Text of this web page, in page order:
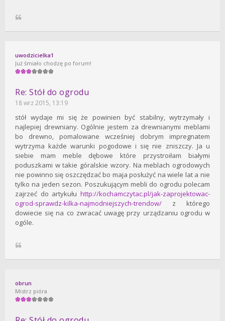
uwodzicielka1
Już śmiało chodzę po forum!
Re: Stół do ogrodu
18 wrz 2015, 13:19
stół wydaje mi się że powinien być stabilny, wytrzymały i
najlepiej drewniany. Ogólnie jestem za drewnianymi meblami
bo drewno, pomalowane wcześniej dobrym impregnatem
wytrzyma każde warunki pogodowe i się nie zniszczy. Ja u
siebie mam meble dębowe które przystroiłam białymi
poduszkami w takie góralskie wzory. Na meblach ogrodowych
nie powinno się oszczędzać bo maja posłużyć na wiele lat a nie
tylko na jeden sezon. Poszukującym mebli do ogrodu polecam
zajrzeć do artykułu http://kochamczytac.pl/jak-zaprojektowac-
ogrod-sprawdz-kilka-najmodniejszych-trendow/ z którego
dowiecie się na co zwracać uwagę przy urządzaniu ogrodu w
ogóle.
obrun
Mistrz pióra